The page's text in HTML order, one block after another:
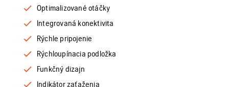
Optimalizované otáčky
Integrovaná konektivita
Rýchle pripojenie
Rýchloupínacia podložka
Funkčný dizajn
Indikátor zaťaženia